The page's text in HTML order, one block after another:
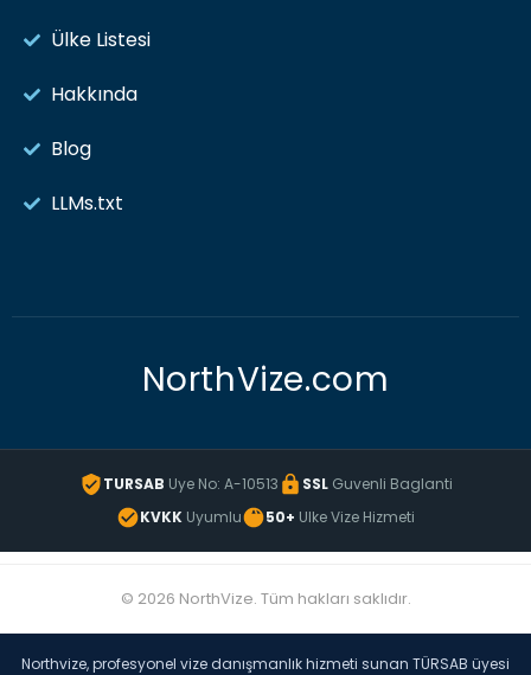
Ülke Listesi
Hakkında
Blog
LLMs.txt
NorthVize.com
TURSAB Uye No: A-10513 SSLGuvenli Baglanti
KVKK Uyumlu 50+ Ulke Vize Hizmeti
© 2026 NorthVize. Tüm hakları saklıdır.
Northvize, profesyonel vize danışmanlık hizmeti sunan TÜRSAB üyesi